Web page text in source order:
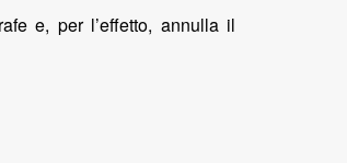
e, per l’effetto, annulla il